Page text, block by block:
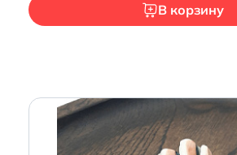
В корзину